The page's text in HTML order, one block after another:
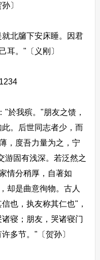
〕
北牖下安床睡。因君
耳。"〔义刚〕
我殡。"朋友之馈，
。后世同志者少，而
，度吾力量为之，宁
游固有浅深。若泛然之
情分稍厚，自著如
却是曲意徇物。古人
也，执友称其仁也"，
寝；朋友，哭诸寝门
多节。"〔贺孙〕